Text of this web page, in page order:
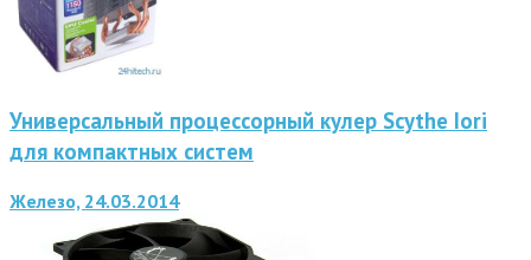
Универсальный процессорный кулер Scythe Iori
для компактных систем
Железо, 24.03.2014